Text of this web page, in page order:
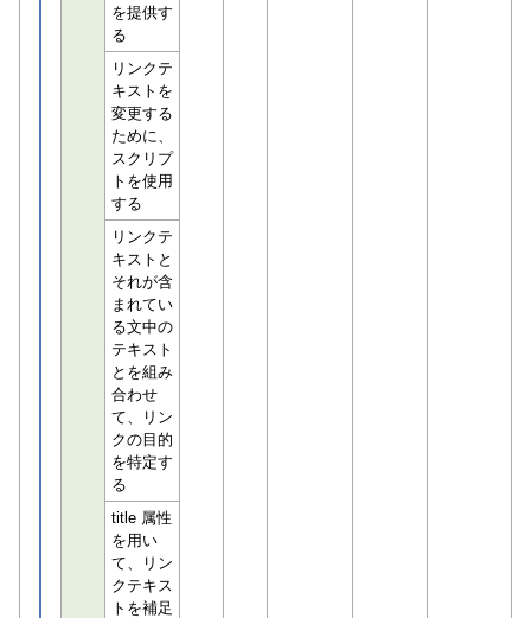
を提供す
る
リンクテ
キストを
変更する
ために、
スクリプ
トを使用
する
リンクテ
キストと
それが含
まれてい
る文中の
テキスト
とを組み
合わせ
て、リン
クの目的
を特定す
る
title 属性
を用い
て、リン
クテキス
トを補足